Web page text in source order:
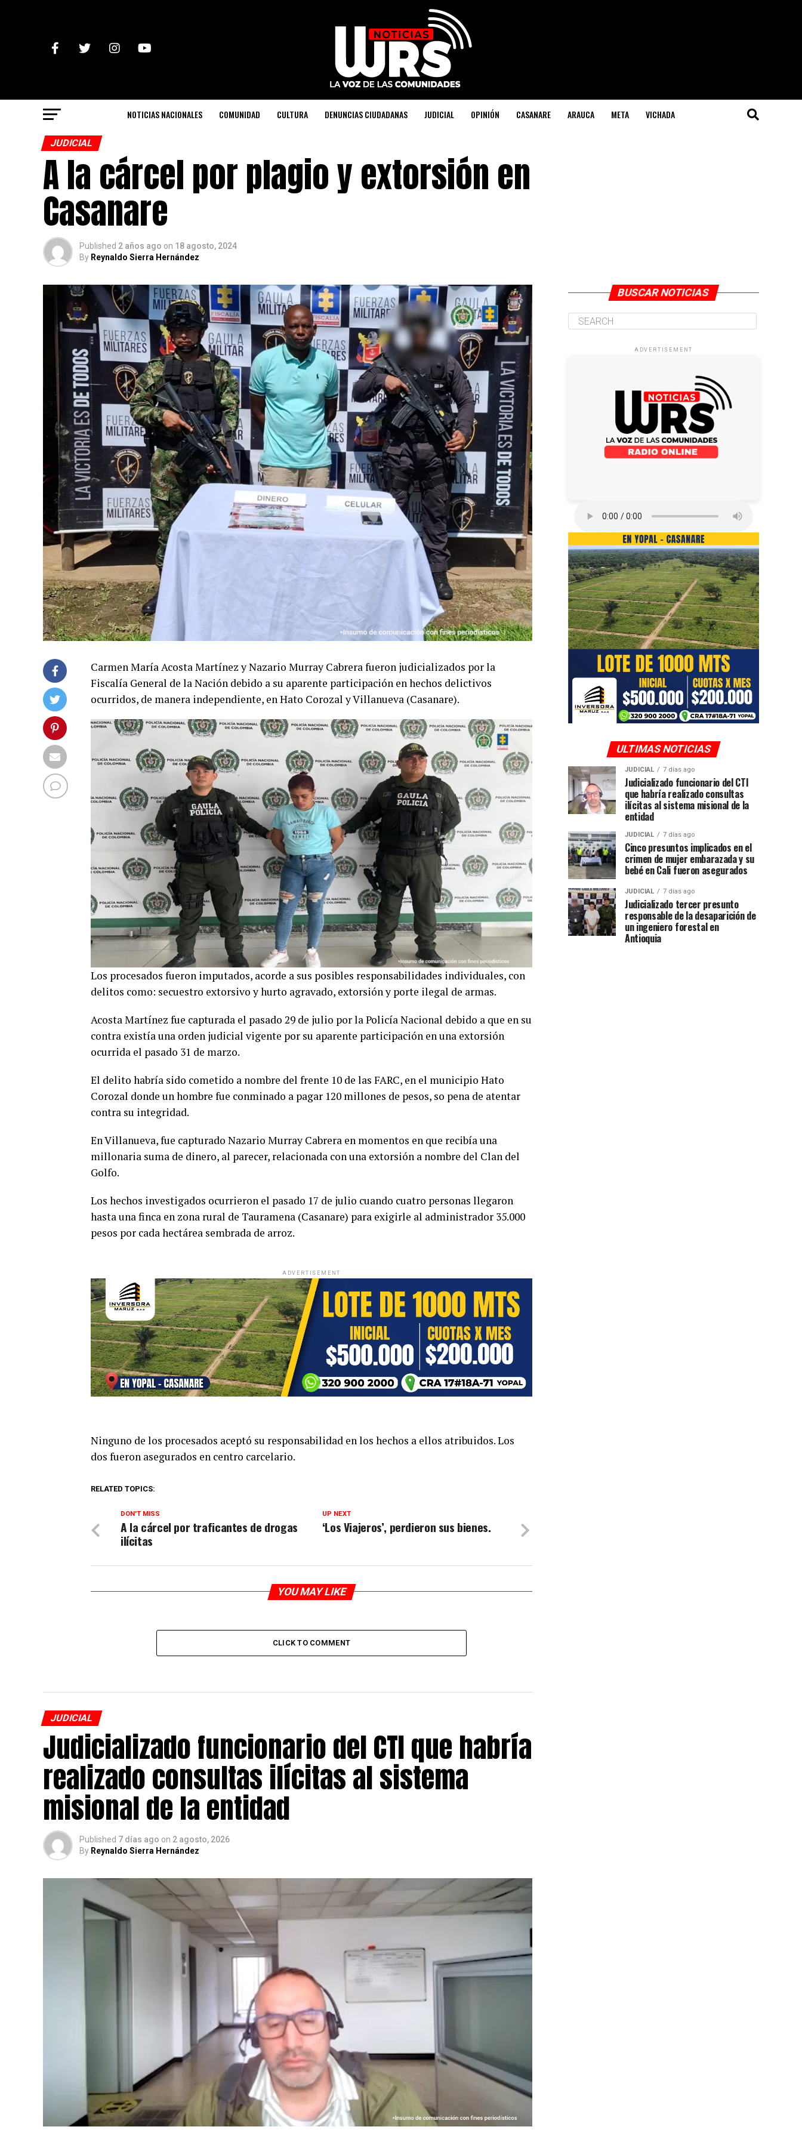
NOTICIAS NACIONALES COMUNIDAD CULTURA DENUNCIAS CIUDADANAS JUDICIAL OPINIÓN CASANARE ARAUCA META VICHADA
JUDICIAL
A la cárcel por plagio y extorsión en
Casanare
Published 2 años ago on 18 agosto, 2024
By Reynaldo Sierra Hernández
Carmen María Acosta Martínez y Nazario Murray Cabrera fueron judicializados por la
Fiscalía General de la Nación debido a su aparente participación en hechos delictivos
ocurridos, de manera independiente, en Hato Corozal y Villanueva (Casanare).
Los procesados fueron imputados, acorde a sus posibles responsabilidades individuales, con
delitos como: secuestro extorsivo y hurto agravado, extorsión y porte ilegal de armas.
Acosta Martínez fue capturada el pasado 29 de julio por la Policía Nacional debido a que en su
contra existía una orden judicial vigente por su aparente participación en una extorsión
ocurrida el pasado 31 de marzo.
El delito habría sido cometido a nombre del frente 10 de las FARC, en el municipio Hato
Corozal donde un hombre fue conminado a pagar 120 millones de pesos, so pena de atentar
contra su integridad.
En Villanueva, fue capturado Nazario Murray Cabrera en momentos en que recibía una
millonaria suma de dinero, al parecer, relacionada con una extorsión a nombre del Clan del
Golfo.
Los hechos investigados ocurrieron el pasado 17 de julio cuando cuatro personas llegaron
hasta una finca en zona rural de Tauramena (Casanare) para exigirle al administrador 35.000
pesos por cada hectárea sembrada de arroz.
ADVERTISEMENT
Ninguno de los procesados aceptó su responsabilidad en los hechos a ellos atribuidos. Los
dos fueron asegurados en centro carcelario.
RELATED TOPICS:
UP NEXT
‘Los Viajeros’, perdieron sus bienes.
DON'T MISS
A la cárcel por traficantes de drogas
ilícitas
YOU MAY LIKE
CLICK TO COMMENT
JUDICIAL
Judicializado funcionario del CTI que habría
realizado consultas ilícitas al sistema
misional de la entidad
Published 7 días ago on 2 agosto, 2026
By Reynaldo Sierra Hernández
BUSCAR NOTICIAS
ADVERTISEMENT
ULTIMAS NOTICIAS
JUDICIAL 7 días ago
Judicializado funcionario del CTI
que habría realizado consultas
ilícitas al sistema misional de la
entidad
JUDICIAL 7 días ago
Cinco presuntos implicados en el
crimen de mujer embarazada y su
bebé en Cali fueron asegurados
JUDICIAL 7 días ago
Judicializado tercer presunto
responsable de la desaparición de
un ingeniero forestal en
Antioquia